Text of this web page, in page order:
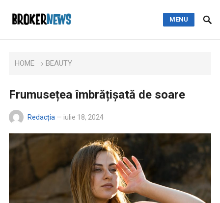
MENU
HOME →BEAUTY
Frumusețea îmbrățișată de soare
Redacția — iulie 18, 2024